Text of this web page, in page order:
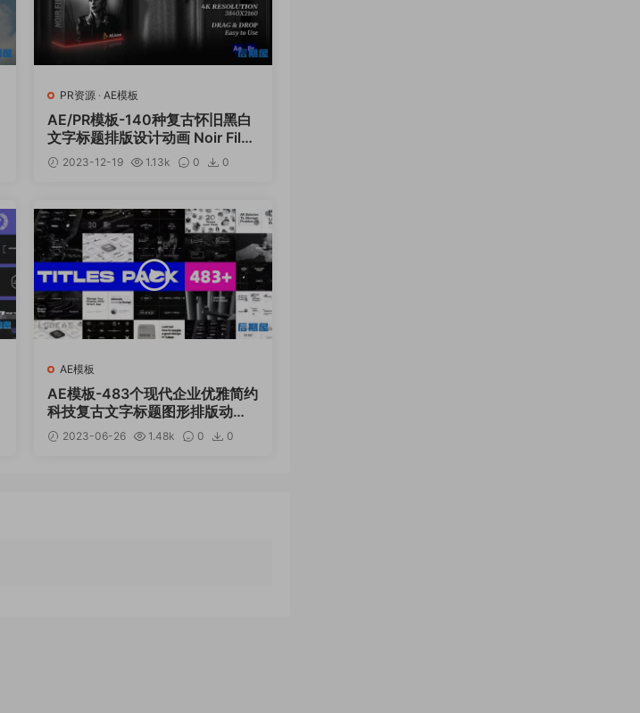
PR资源 ·AE模板
AE/PR模板-140种复古怀旧黑白
文字标题排版设计动画 Noir Film
Titles
2023-12-19 1.13k 0
0
AE模板
AE模板-483个现代企业优雅简约
科技复古文字标题图形排版动画
20 in 1
2023-06-26 1.48k 0
0